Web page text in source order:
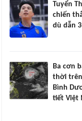
Tuyển
chiến
dù dẫn
Ba cơn
thời
Bình
tiết Việt